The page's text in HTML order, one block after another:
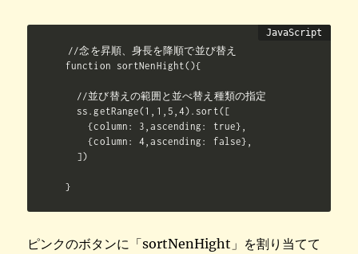
//念を昇順、身長を降順で並び替え
function sortNenHight(){
  //並び替えの範囲と並べ替え種類の指定
  ss.getRange(1,1,5,4).sort([
    {column: 3,ascending: true},
    {column: 4,ascending: false},
  ])
}
ピンクのボタンに「sortNenHight」を割り当てて